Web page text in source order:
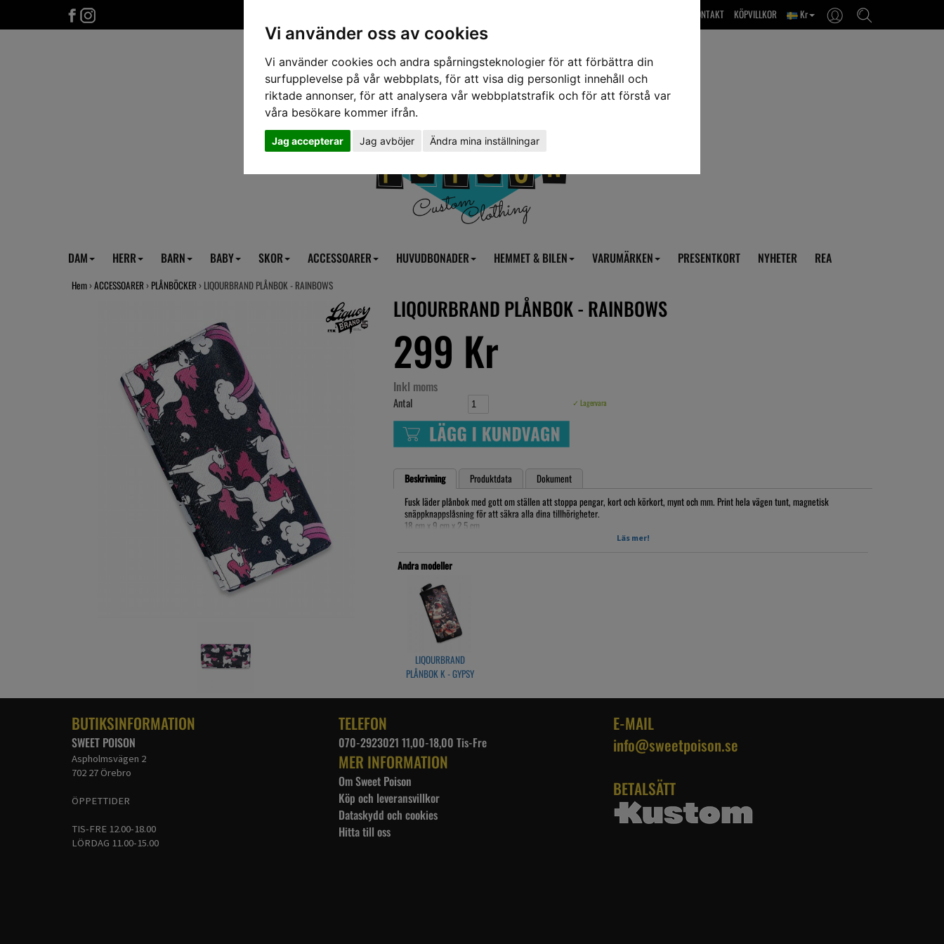
Vi använder oss av cookies
Vi använder cookies och andra spårningsteknologier för att förbättra din
surfupplevelse på vår webbplats, för att visa dig personligt innehåll och
riktade annonser, för att analysera vår webbplatstrafik och för att förstå var
våra besökare kommer ifrån.
Jag accepterar Jag avböjer Ändra mina inställningar
Kr
KÖPVILLKOR
OM OSS & KONTAKT
DAM HERR BARN BABY SKOR ACCESSOARER HUVUDBONADER HEMMET & BILEN VARUMÄRKEN PRESENTKORT NYHETER REA
Hem ›ACCESSOARER › PLÅNBÖCKER › LIQOURBRAND PLÅNBOK - RAINBOWS
LIQOURBRAND PLÅNBOK - RAINBOWS
299 Kr
Inkl moms
Antal ✓ Lagervara
Beskrivning Produktdata
Dokument
Fusk läder plånbok med gott om ställen att stoppa pengar, kort och körkort, mynt och mm. Print hela vägen tunt, magnetisk
snäppknappslåsning för att säkra alla dina tillhörigheter.
18 cm x 9 cm x 2,5 cm
Beställnings vara, 4 veckors leverans!
Artikelnr: LB18WA1
Läs mer!
Andra modeller
LIQOURBRAND
PLÅNBOK K - GYPSY
BUTIKSINFORMATION
SWEET POISON
Aspholmsvägen 2
702 27 Örebro
ÖPPETTIDER
TIS-FRE 12.00-18.00
LÖRDAG 11.00-15.00
TELEFON
070-2923021 11,00-18,00 Tis-Fre
MER INFORMATION
Om Sweet Poison
Köp och leveransvillkor
Dataskydd och cookies
Hitta till oss
E-MAIL
info@sweetpoison.se
BETALSÄTT